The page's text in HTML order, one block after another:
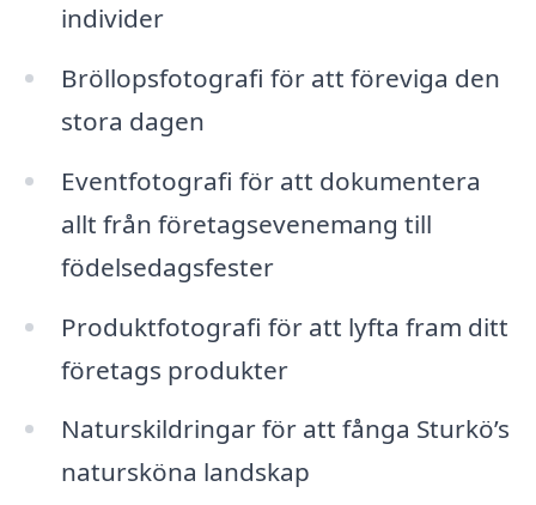
individer
Bröllopsfotografi för att föreviga den
stora dagen
Eventfotografi för att dokumentera
allt från företagsevenemang till
födelsedagsfester
Produktfotografi för att lyfta fram ditt
företags produkter
Naturskildringar för att fånga Sturkö’s
natursköna landskap